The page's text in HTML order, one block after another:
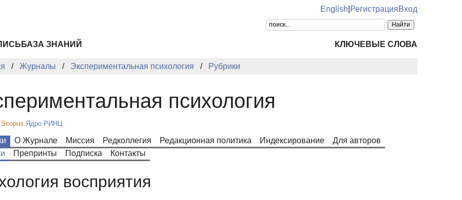
English РегистрацияВход
БАЗА ЗНАНИЙ КЛЮЧЕВЫЕ СЛОВА
Журналы Экспериментальная психология Рубрики
психология
Scopus Ядро РИНЦ
О Журнале Миссия Редколлегия Редакционная политика Индексирование
Для авторов
Препринты Подписка Контакты
восприятия